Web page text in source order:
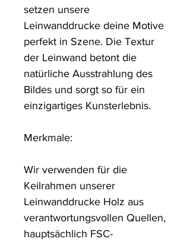
setzen unsere
Leinwanddrucke deine Motive
perfekt in Szene. Die Textur
der Leinwand betont die
natürliche Ausstrahlung des
Bildes und sorgt so für ein
einzigartiges Kunsterlebnis.
Merkmale:
Wir verwenden für die
Keilrahmen unserer
Leinwanddrucke Holz aus
verantwortungsvollen Quellen,
hauptsächlich FSC-